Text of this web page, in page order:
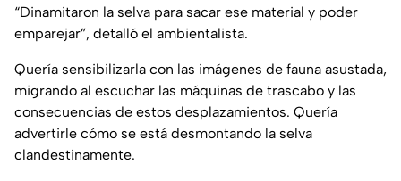
“Dinamitaron la selva para sacar ese material y poder
emparejar”, detalló el ambientalista.
Quería sensibilizarla con las imágenes de fauna asustada,
migrando al escuchar las máquinas de trascabo y las
consecuencias de estos desplazamientos. Quería
advertirle cómo se está desmontando la selva
clandestinamente.